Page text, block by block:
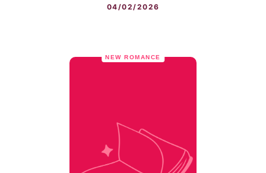
04/02/2026
NEW ROMANCE